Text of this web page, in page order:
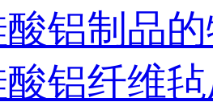
铝制品
铝纤维